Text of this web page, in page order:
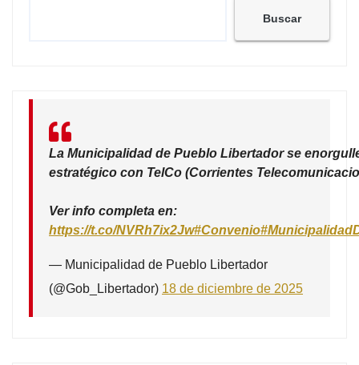
Buscar
La Municipalidad de Pueblo Libertador se
estratégico con TelCo (Corrientes
Ver info completa en:
https://t.co/NVRh7ix2Jw#Convenio
— Municipalidad de Pueblo Libertador
(@Gob_Libertador) 18 de diciembre de 2025